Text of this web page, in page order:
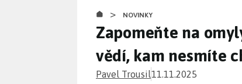
> NOVINKY
Zapomeňte na
vědí, kam nesmíte
Pavel Trousil11.11.2025